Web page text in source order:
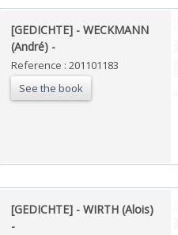
‎[GEDICHTE] - WECKMANN
(André) - ‎
Reference : 201101183
See the book
‎[GEDICHTE] - WIRTH (Alois)
- ‎